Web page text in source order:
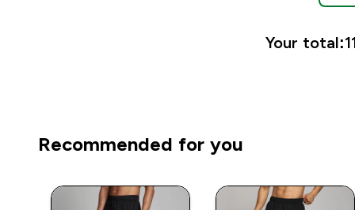
Your total:
Recommended for you